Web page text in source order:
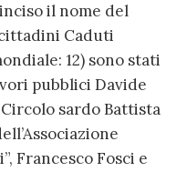
il nome del
Caduti
12) sono stati
pubblici Davide
sardo Battista
Francesco Fosci e